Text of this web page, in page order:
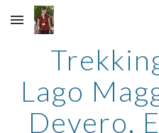
Skip to main content
Lago
Devero.